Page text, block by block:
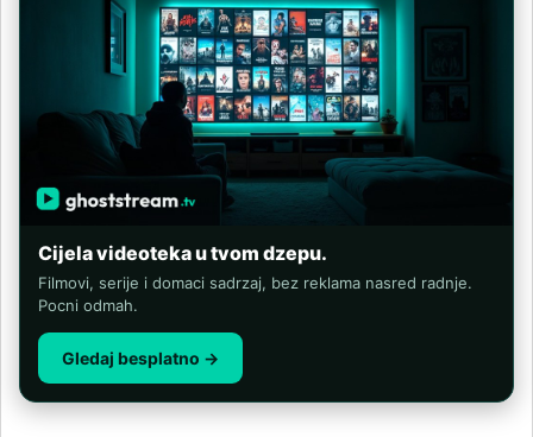
Cijela videoteka u tvom dzepu.
Filmovi, serije i domaci sadrzaj, bez reklama nasred radnje.
Pocni odmah.
Gledaj besplatno →